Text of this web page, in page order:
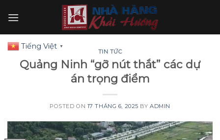
TIN TỨC
Quảng Ninh “gỡ nút thắt” các dự
án trọng điểm
POSTED ON 17 THÁNG 6, 2025 BY ADMIN
Tiếng Việt ▼